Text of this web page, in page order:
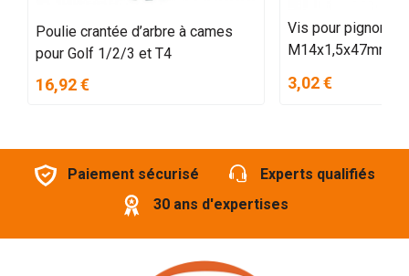
Poulie crantée d’arbre à cames
pour Golf 1/2/3 et T4
16,92 €
Vis pour pignon
M14x1,5x47mm
3,02 €
Paiement sécurisé
Experts qualifiés
30 ans d'expertises